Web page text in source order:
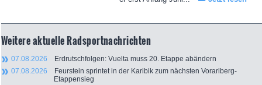
Weitere aktuelle Radsportnachrichten
07.08.2026 Erdrutschfolgen: Vuelta muss 20. Etappe abändern
07.08.2026 Feurstein sprintet in der Karibik zum nächsten Vorarlberg-
Etappensieg